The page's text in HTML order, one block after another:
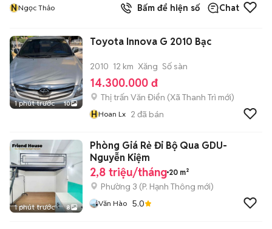
NNgọc Thảo Bấm để hiện số Chat
1 phút trước 10
Toyota Innova G 2010 Bạc
2010 12 km Xăng Số sàn
14.300.000 đ
Thị trấn Văn Điển (Xã Thanh Trì mới)
HHoan Lx 2 đã bán
1 phút trước 8
Phòng Giá Rẻ Đi Bộ Qua GDU-
Nguyễn Kiệm
2,8 triệu/tháng 20 m²
Phường 3 (P. Hạnh Thông mới)
Văn Hào 5.0